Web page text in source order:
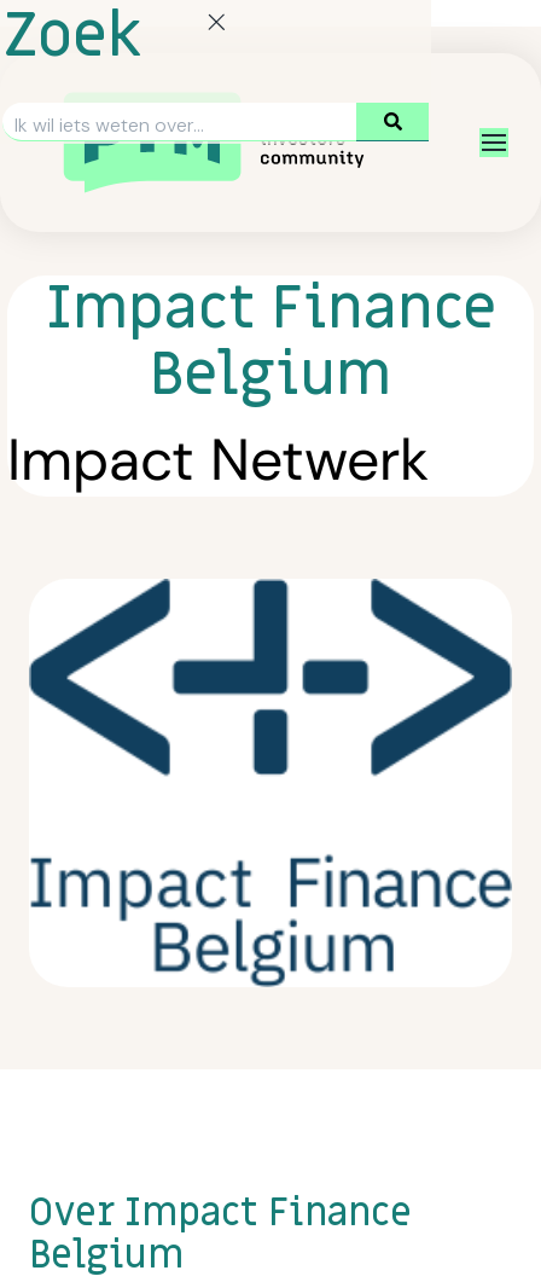
Zoek
Impact Finance
Belgium
Impact Netwerk
Over Impact Finance
Belgium